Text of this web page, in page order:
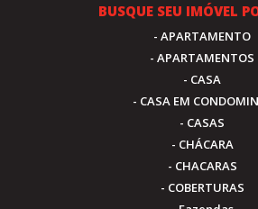
BUSQUE SEU IMÓVEL
- APARTAMENTO
- APARTAMENTOS
- CASA
- CASA EM
- CASAS
- CHÁCARA
- CHACARAS
- COBERTURAS